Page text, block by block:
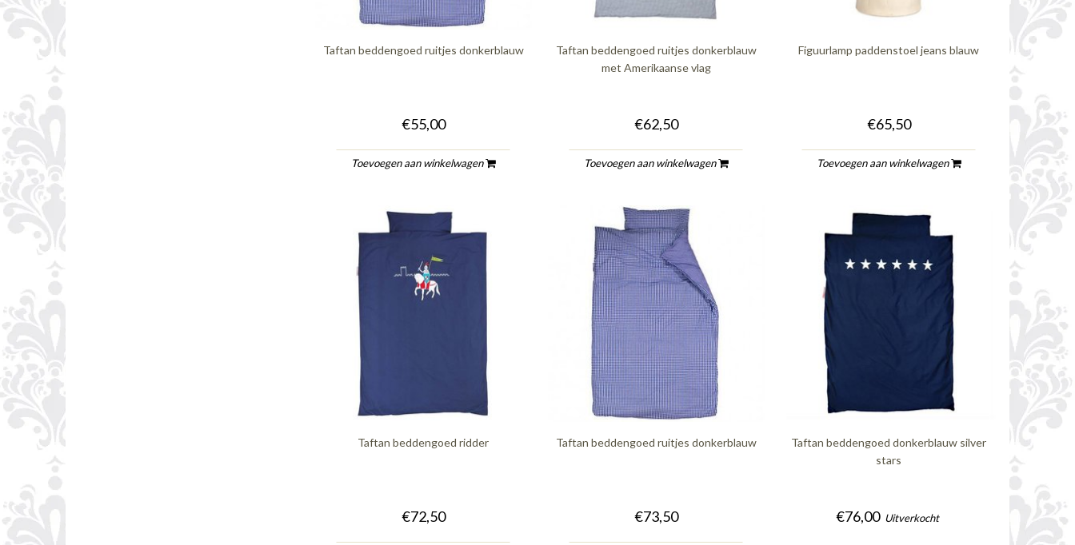
Taftan beddengoed ruitjes donkerblauw
€55,00
Toevoegen aan winkelwagen
Taftan beddengoed ruitjes donkerblauw
met Amerikaanse vlag
€62,50
Toevoegen aan winkelwagen
Figuurlamp paddenstoel jeans blauw
€65,50
Toevoegen aan winkelwagen
Taftan beddengoed ridder
€72,50
Taftan beddengoed ruitjes donkerblauw
€73,50
Taftan beddengoed donkerblauw silver
stars
€76,00 Uitverkocht